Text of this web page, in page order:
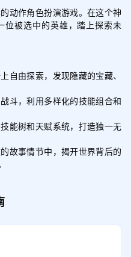
动作角色扮演游戏。在这个神
位被选中的英雄，踏上探索未
自由探索，发现隐藏的宝藏、
斗，利用多样化的技能组合和
能树和天赋系统，打造独一无
故事情节中，揭开世界背后的